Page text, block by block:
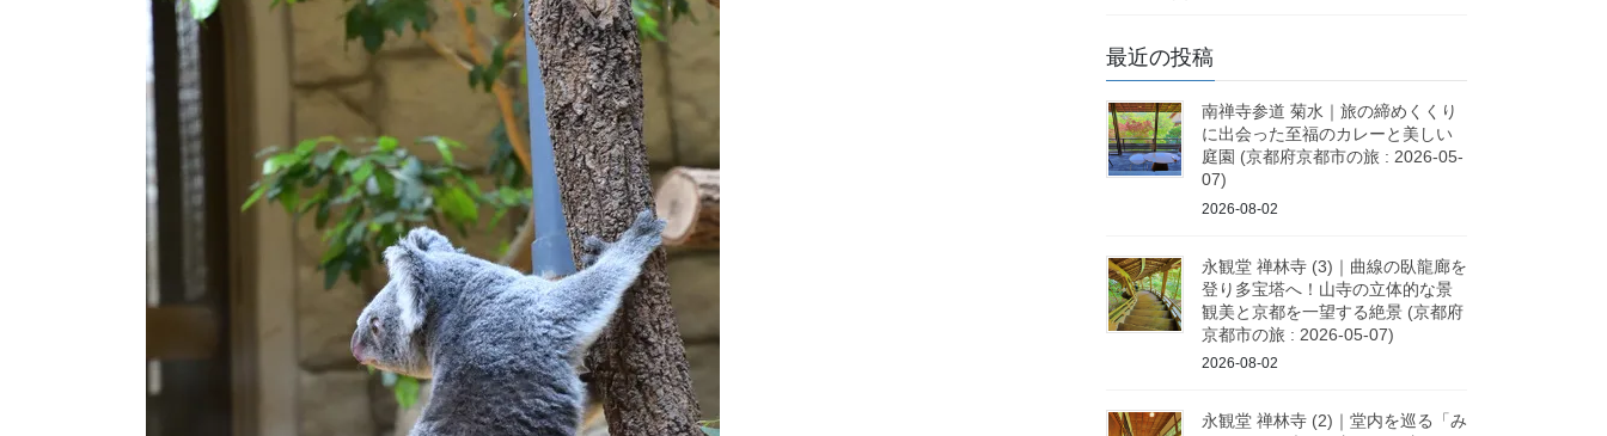
最近の投稿
南禅寺参道 菊水｜旅の締めくくり
に出会った至福のカレーと美しい
庭園 (京都府京都市の旅 : 2026-05-
07)
2026-08-02
永観堂 禅林寺 (3)｜曲線の臥龍廊を
登り多宝塔へ！山寺の立体的な景
観美と京都を一望する絶景 (京都府
京都市の旅 : 2026-05-07)
2026-08-02
永観堂 禅林寺 (2)｜堂内を巡る「み